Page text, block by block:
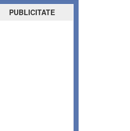
PUBLICITATE